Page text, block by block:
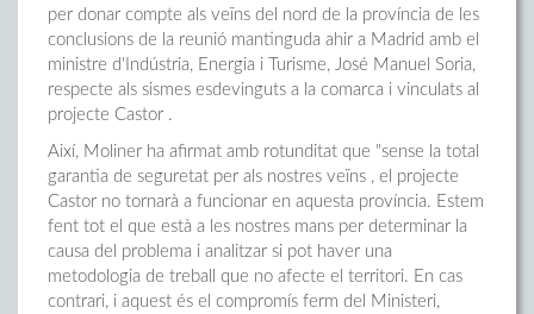
per donar compte als veïns del nord de la província de les
conclusions de la reunió mantinguda ahir a Madrid amb el
ministre d'Indústria, Energia i Turisme, José Manuel Soria,
respecte als sismes esdevinguts a la comarca i vinculats al
projecte Castor .
Així, Moliner ha afirmat amb rotunditat que "sense la total
garantia de seguretat per als nostres veïns , el projecte
Castor no tornarà a funcionar en aquesta província. Estem
fent tot el que està a les nostres mans per determinar la
causa del problema i analitzar si pot haver una
metodologia de treball que no afecte el territori. En cas
contrari, i aquest és el compromís ferm del Ministeri,